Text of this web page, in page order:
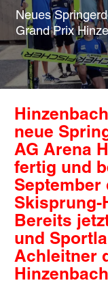
Neues
Grand Prix
neue
AG Arena
fertig und
September
Skisprung-
Bereits
und
Achleitner